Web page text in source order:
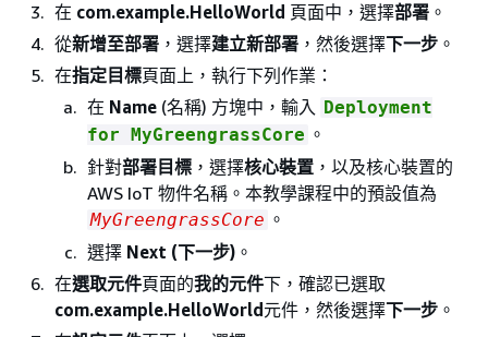
在 com.example.HelloWorld 頁面中，選擇部署 。
從新增至部署 ，選擇建立新部署 ，然後選擇下一步 。
在指定目標頁面上，執行下列作業：
在 Name (名稱) 方塊中，輸入 Deployment
for MyGreengrassCore 。
針對部署目標 ，選擇核心裝置 ，以及核心裝置的
AWS IoT 物件名稱。本教學課程中的預設值為
MyGreengrassCore 。
選擇 Next (下一步) 。
在選取元件頁面的我的元件下，確認已選取
com.example.HelloWorld 元件，然後選擇下一步 。